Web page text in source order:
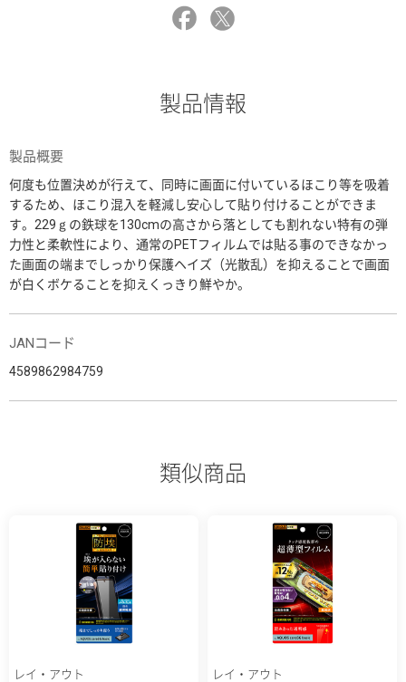
製品情報
製品概要
何度も位置決めが行えて、同時に画面に付いているほこり等を吸着
するため、ほこり混入を軽減し安心して貼り付けることができま
す。229ｇの鉄球を130cmの高さから落としても割れない特有の弾
力性と柔軟性により、通常のPETフィルムでは貼る事のできなかっ
た画面の端までしっかり保護ヘイズ（光散乱）を抑えることで画面
が白くボケることを抑えくっきり鮮やか。
JANコード
4589862984759
類似商品
レイ・アウト レイ・アウト